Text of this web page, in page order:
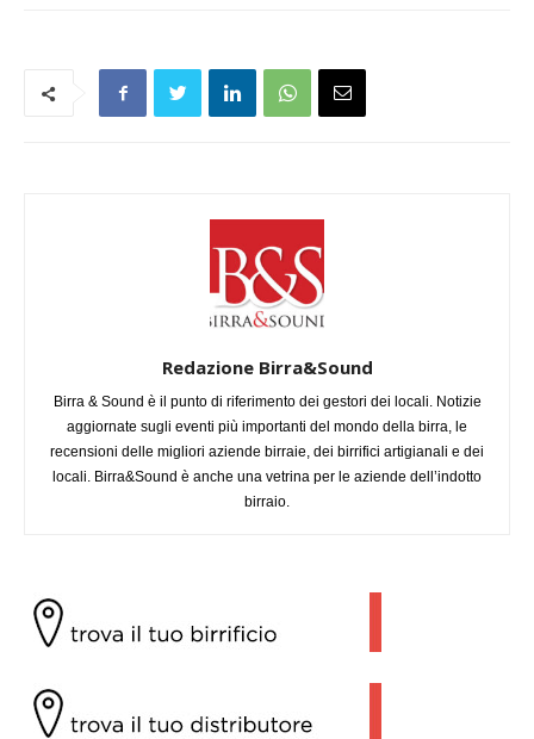
Redazione Birra&Sound
Birra & Sound è il punto di riferimento dei gestori dei locali. Notizie
aggiornate sugli eventi più importanti del mondo della birra, le
recensioni delle migliori aziende birraie, dei birrifici artigianali e dei
locali. Birra&Sound è anche una vetrina per le aziende dell’indotto
birraio.